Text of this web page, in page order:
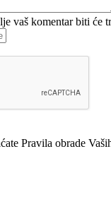
vaš komentar biti će
Pravila obrade